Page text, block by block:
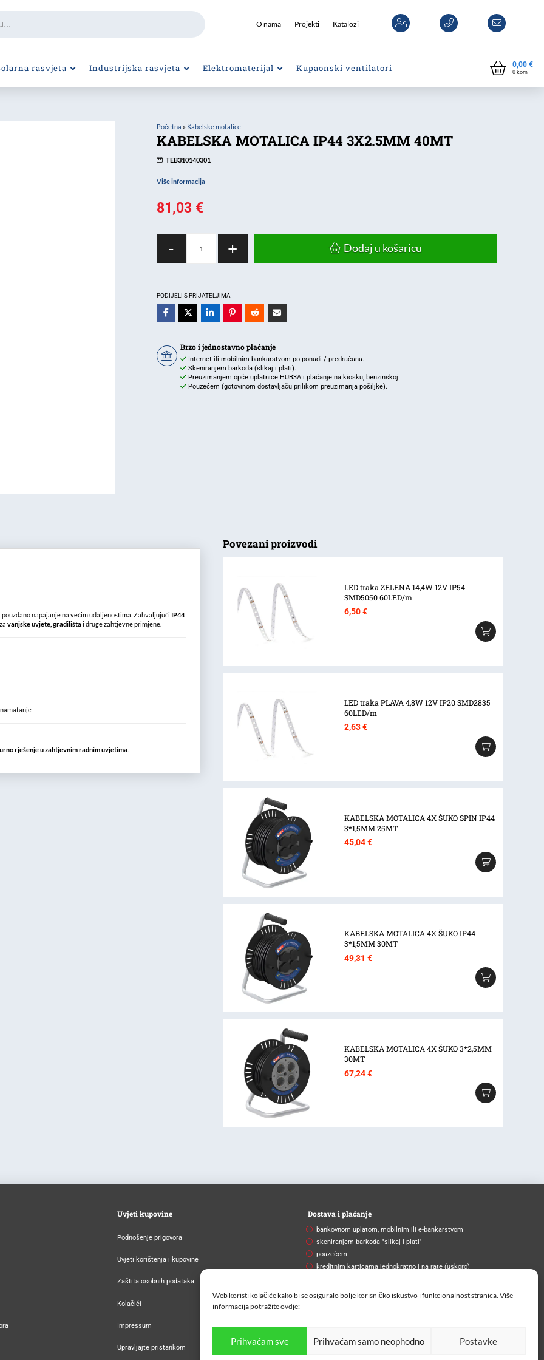
Web koristi kolačiće kako bi se osiguralo bolje korisničko iskustvo i funkcionalnost stranica. Više
informacija potražiteovdje:
Prihvaćam sve Prihvaćam samo neophodno Postavke
O nama Projekti Katalozi
rasvjeta Industrijska rasvjeta Elektromaterijal Kupaonski ventilatori 0,00 €
0kom
Početna » Kabelske motalice
KABELSKA MOTALICA IP44 3X2.5MM 40MT
TEB310140301
Više informacija
81,03 €
-
MOTALICA
40MT
količina
+ Dodaj u košaricu
PODIJELI S PRIJATELJIMA
Brzo i jednostavno plaćanje
Internet ili mobilnim bankarstvom po ponudi / predračunu.
Skeniranjem barkoda (slikaj i plati).
Preuzimanjem opće uplatnice HUB3A i plaćanje na kiosku, benzinskoj...
Pouzećem (gotovinom dostavljaču prilikom preuzimanja pošiljke).
napajanje na većim udaljenostima. Zahvaljujući IP44
vanjske uvjete, gradilištai druge zahtjevne primjene.
rješenje u zahtjevnim radnim uvjetima
Povezani proizvodi
LED traka ZELENA 14,4W 12V IP54
SMD5050 60LED/m
6,50€
LED traka PLAVA 4,8W 12V IP20 SMD2835
60LED/m
2,63€
KABELSKA MOTALICA 4X ŠUKO SPIN IP44
3*1,5MM 25MT
45,04€
KABELSKA MOTALICA 4X ŠUKO IP44
3*1,5MM 30MT
49,31 €
KABELSKA MOTALICA 4X ŠUKO 3*2,5MM
30MT
67,24€
Uvjeti kupovine
Podnošenje prigovora
Uvjeti korištenja i kupovine
Zaštita osobnih podataka
Kolačići
Impressum
Upravljajte pristankom
Dostava i plaćanje
bankovnom uplatom, mobilnim ili e-bankarstvom
skeniranjem barkoda "slikaj i plati"
pouzećem
kreditnim karticama jednokratno i na rate (uskoro)
Na vašu adresu ili na paketomat.